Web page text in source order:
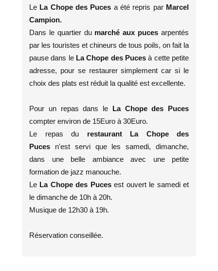
Le La Chope des Puces a été repris parMarcel
Campion.
Dans le quartier dumarché aux pucesarpentés
par les touristes et chineurs de tous poils, on fait la
pause dans le La Chope des Pucesà cette petite
adresse, pour se restaurer simplement car si le
choix des plats est réduit la qualité est excellente.
Pour un repas dans le La Chope des Puces
compter environ de 15Euro à 30Euro.
Le repas du restaurant La Chope des
Puces n'est servi que les samedi, dimanche,
dans une belle ambiance avec une petite
formation de jazz manouche.
Le La Chope des Pucesest ouvert le samedi et
le dimanche de 10h à 20h.
Musique de 12h30 à 19h.
Réservation conseillée.